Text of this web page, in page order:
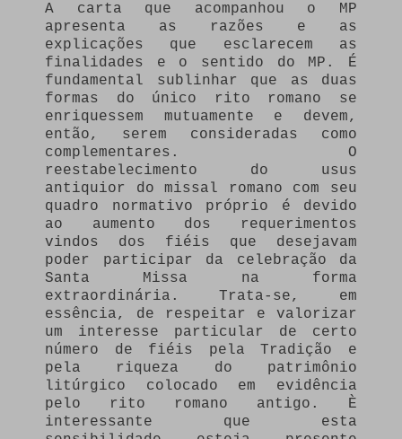
A carta que acompanhou o MP
apresenta as razões e as
explicações que esclarecem as
finalidades e o sentido do MP. É
fundamental sublinhar que as duas
formas do único rito romano se
enriquessem mutuamente e devem,
então, serem consideradas como
complementares. O
reestabelecimento do usus
antiquior do missal romano com seu
quadro normativo próprio é devido
ao aumento dos requerimentos
vindos dos fiéis que desejavam
poder participar da celebração da
Santa Missa na forma
extraordinária. Trata-se, em
essência, de respeitar e valorizar
um interesse particular de certo
número de fiéis pela Tradição e
pela riqueza do patrimônio
litúrgico colocado em evidência
pelo rito romano antigo. È
interessante que esta